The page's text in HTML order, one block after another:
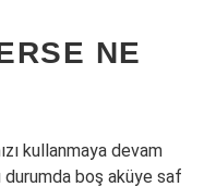
NE
kullanmaya devam
boş aküye saf